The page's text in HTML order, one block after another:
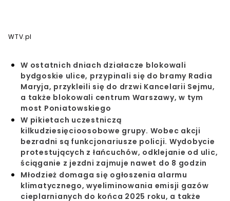
WTV.pl
W ostatnich dniach działacze blokowali
bydgoskie ulice, przypinali się do bramy Radia
Maryja, przykleili się do drzwi Kancelarii Sejmu,
a także blokowali centrum Warszawy, w tym
most Poniatowskiego
W pikietach uczestniczą
kilkudziesięcioosobowe grupy. Wobec akcji
bezradni są funkcjonariusze policji. Wydobycie
protestujących z łańcuchów, odklejanie od ulic,
ściąganie z jezdni zajmuje nawet do 8 godzin
Młodzież domaga się ogłoszenia alarmu
klimatycznego, wyeliminowania emisji gazów
cieplarnianych do końca 2025 roku, a także